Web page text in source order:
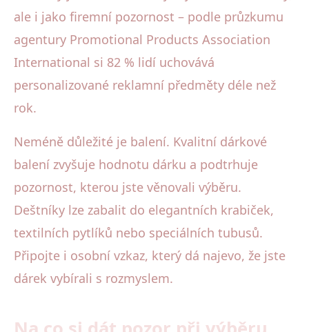
ale i jako firemní pozornost – podle průzkumu
agentury Promotional Products Association
International si 82 % lidí uchovává
personalizované reklamní předměty déle než
rok.
Neméně důležité je balení. Kvalitní dárkové
balení zvyšuje hodnotu dárku a podtrhuje
pozornost, kterou jste věnovali výběru.
Deštníky lze zabalit do elegantních krabiček,
textilních pytlíků nebo speciálních tubusů.
Připojte i osobní vzkaz, který dá najevo, že jste
dárek vybírali s rozmyslem.